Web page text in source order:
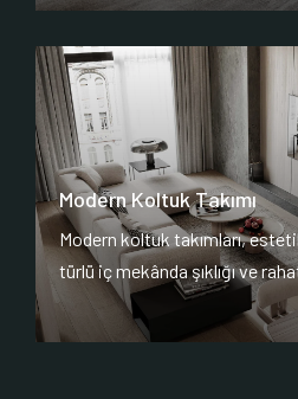
Modern Koltuk Takımı
Modern koltuk takımları,
türlü iç mekânda şıklığı ve